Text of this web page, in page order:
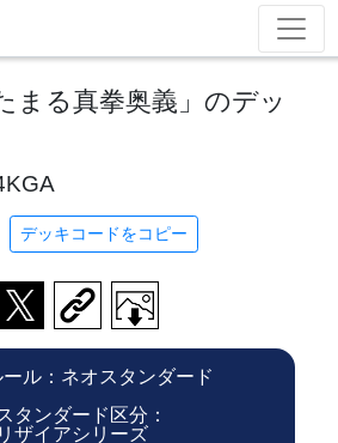
まる真拳奥義」のデッ
デッキコードをコピー
ル：ネオスタンダード
タンダード区分：
ザイアシリーズ